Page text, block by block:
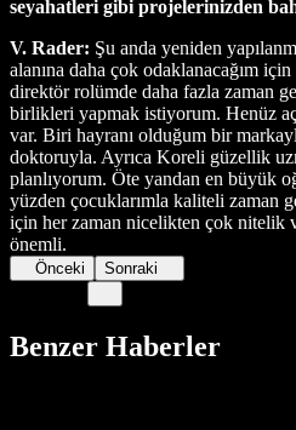
seyahatleri gibi projelerinizden
V. Rader: Şu anda yeniden
alanına daha çok odaklanacağım
direktör rolümde daha fazla zaman
birlikleri yapmak istiyorum. Henüz
var. Biri hayranı olduğum bir
doktoruyla. Ayrıca Koreli güzellik
planlıyorum. Öte yandan en büyük
yüzden çocuklarımla kaliteli zaman
için her zaman nicelikten çok nitelik
önemli.
Önceki Sonraki
Benzer Haberler